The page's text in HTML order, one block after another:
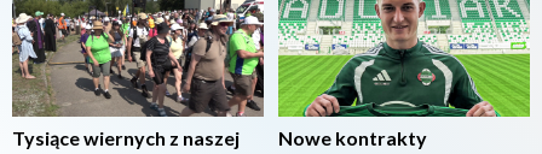
Tysiące wiernych z naszej
Nowe kontrakty